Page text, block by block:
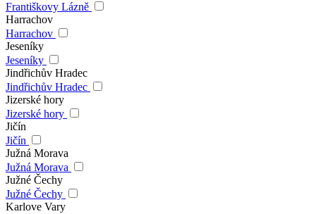
Františkovy Lázně
Harrachov
Harrachov
Jeseníky
Jeseníky
Jindřichův Hradec
Jindřichův Hradec
Jizerské hory
Jizerské hory
Jičín
Jičín
Južná Morava
Južná Morava
Južné Čechy
Južné Čechy
Karlove Vary